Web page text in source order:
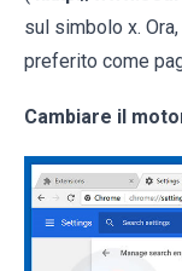
sul simbolo x.
preferito come
Cambiare il